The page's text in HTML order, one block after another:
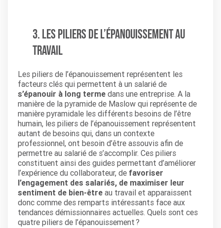
3. Les piliers de l’épanouissement au
travail
Les piliers de l’épanouissement représentent les
facteurs clés qui permettent à un salarié de
s’épanouir à long terme dans une entreprise. A la
manière de la pyramide de Maslow qui représente de
manière pyramidale les différents besoins de l’être
humain, les piliers de l’épanouissement représentent
autant de besoins qui, dans un contexte
professionnel, ont besoin d’être assouvis afin de
permettre au salarié de s’accomplir. Ces piliers
constituent ainsi des guides permettant d’améliorer
l’expérience du collaborateur, de favoriser
l’engagement des salariés, de maximiser leur
sentiment de bien-être au travail et apparaissent
donc comme des remparts intéressants face aux
tendances démissionnaires actuelles. Quels sont ces
quatre piliers de l’épanouissement ?